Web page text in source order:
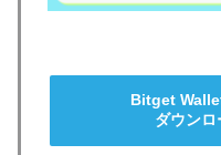
Bitget
ダウンロ